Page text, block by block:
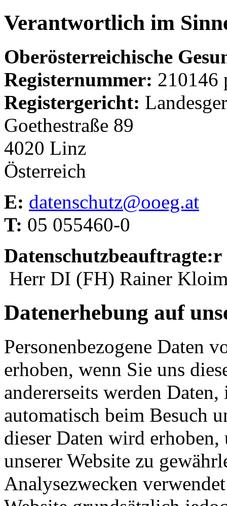
Verantwortlich im
Oberösterreichische
Registernummer: 210146
Registergericht:
Goethestraße 89
4020 Linz
Österreich
E: datenschutz@ooeg.at
T: 05 055460-0
Datenschutzbeauftragte:r
Herr DI (FH) Rainer
Datenerhebung auf
Personenbezogene Daten
erhoben, wenn Sie uns
andererseits werden
automatisch beim Besuch
dieser Daten wird
unserer Website zu
Analysezwecken